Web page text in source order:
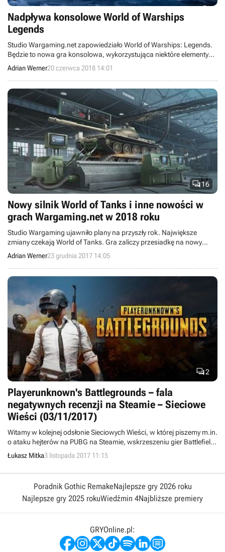
Nadpływa konsolowe World of Warships
Legends
Studio Wargaming.net zapowiedziało World of Warships: Legends.
Będzie to nowa gra konsolowa, wykorzystująca niektóre elementy
pecetowego World of Warships, ale dopasowana do specyfiki
nowych platform.
Adrian Werner20 czerwca 2018 14:01
16
Nowy silnik World of Tanks i inne nowości w
grach Wargaming.net w 2018 roku
Studio Wargaming ujawniło plany na przyszły rok. Największe
zmiany czekają World of Tanks. Gra zaliczy przesiadkę na nowy
silnik graficzny, a mapy poddane zostaną solidnemu liftingowi.
Twórcy zdradzili także, jakie nowości zaplanowali m.in. dla World of
Tanks Blitz i Total War: Arena.
Adrian Werner23 grudnia 2017 14:05
2
Playerunknown's Battlegrounds – fala
negatywnych recenzji na Steamie – Sieciowe
Wieści (03/11/2017)
Witamy w kolejnej odsłonie Sieciowych Wieści, w której piszemy m.in.
o ataku hejterów na PUBG na Steamie, wskrzeszeniu gier Battlefield
Heroes (Online) i BattleForge (jako Skylords Reborn), niedalekim
debiucie World of Warships na Steamie, końcu wsparcia dla DC
Łukasz Mitka3 listopada 2017 11:15
Poradnik Gothic RemakeNajlepsze gry 2026 roku
Najlepsze gry 2025 rokuWiedźmin 4Najbliższe premiery
GRYOnline.pl: